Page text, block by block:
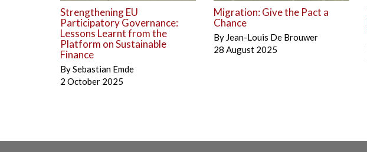
Strengthening EU
Participatory Governance:
Lessons Learnt from the
Platform on Sustainable
Finance
BySebastian Emde
2 October 2025
Migration: Give the Pact a
Chance
By Jean-Louis De Brouwer
28 August 2025